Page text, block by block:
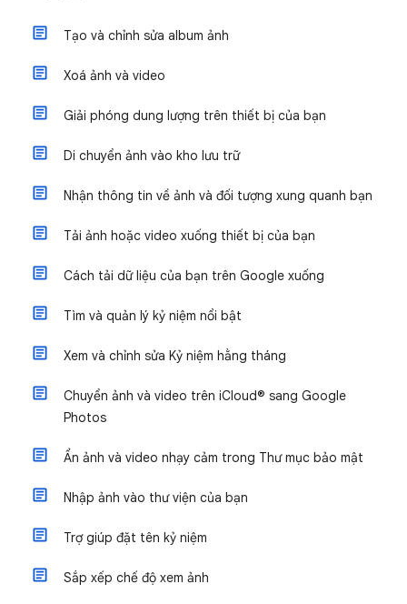
Tạo và chỉnh sửa album ảnh
Xoá ảnh và video
Giải phóng dung lượng trên thiết bị của bạn
Di chuyển ảnh vào kho lưu trữ
Nhận thông tin về ảnh và đối tượng xung quanh bạn
Tải ảnh hoặc video xuống thiết bị của bạn
Cách tải dữ liệu của bạn trên Google xuống
Tìm và quản lý kỷ niệm nổi bật
Xem và chỉnh sửa Kỷ niệm hằng tháng
Chuyển ảnh và video trên iCloud® sang Google
Photos
Ẩn ảnh và video nhạy cảm trong Thư mục bảo mật
Nhập ảnh vào thư viện của bạn
Trợ giúp đặt tên kỷ niệm
Sắp xếp chế độ xem ảnh